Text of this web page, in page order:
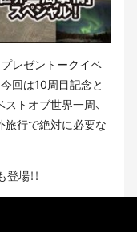
レゼントークイベ
今回は10周目記念と
トオブ世界一周、
旅行で絶対に必要な
場！！